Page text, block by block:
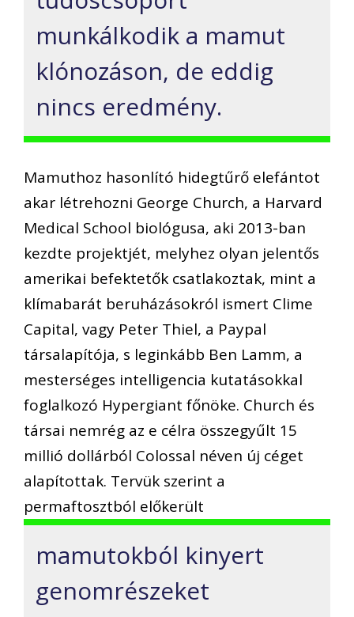
munkálkodik a mamut
klónozáson, de eddig
nincs eredmény.
Mamuthoz hasonlító hidegtűrő elefántot
akar létrehozni George Church, a Harvard
Medical School biológusa, aki 2013-ban
kezdte projektjét, melyhez olyan jelentős
amerikai befektetők csatlakoztak, mint a
klímabarát beruházásokról ismert Clime
Capital, vagy Peter Thiel, a Paypal
társalapítója, s leginkább Ben Lamm, a
mesterséges intelligencia kutatásokkal
foglalkozó Hypergiant főnöke. Church és
társai nemrég az e célra összegyűlt 15
millió dollárból Colossal néven új céget
alapítottak. Tervük szerint a
permaftosztból előkerült
mamutokból kinyert
genomrészeket